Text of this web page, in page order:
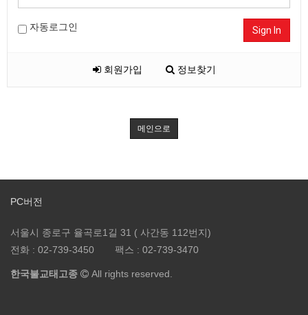
자동로그인 Sign In
회원가입 정보찾기
메인으로
PC버전
서울시 종로구 율곡로1길 31 ( 사간동 112번지)
전화 : 02-739-3450 팩스 : 02-739-3470
한국불교태고종 All rights reserved.